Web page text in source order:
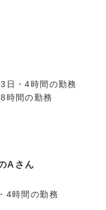
日・4時間の勤務
時間の勤務
Aさん
4時間の勤務